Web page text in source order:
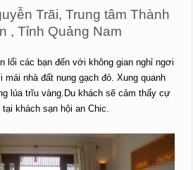
Trãi, Trung tâm Thành
, Tỉnh Quảng Nam
lối các bạn đến với không gian nghỉ ngơi
nhà đất nung gạch đỏ. Xung quanh
lúa trĩu vàng.Du khách sẽ cảm thấy cự
khách sạn hội an Chic.